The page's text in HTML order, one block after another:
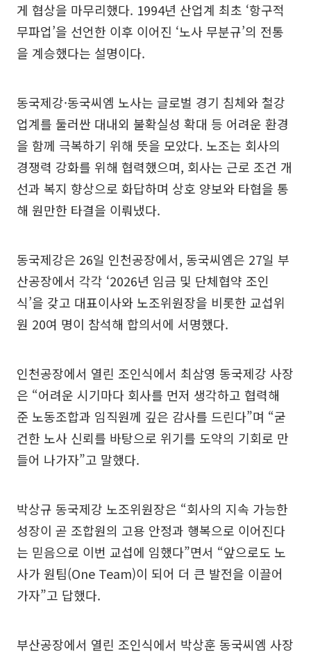
게 협상을 마무리했다. 1994년 산업계 최초 ‘항구적
무파업’을 선언한 이후 이어진 ‘노사 무분규’의 전통
을 계승했다는 설명이다.
동국제강·동국씨엠 노사는 글로벌 경기 침체와 철강
업계를 둘러싼 대내외 불확실성 확대 등 어려운 환경
을 함께 극복하기 위해 뜻을 모았다. 노조는 회사의
경쟁력 강화를 위해 협력했으며, 회사는 근로 조건 개
선과 복지 향상으로 화답하며 상호 양보와 타협을 통
해 원만한 타결을 이뤄냈다.
동국제강은 26일 인천공장에서, 동국씨엠은 27일 부
산공장에서 각각 ‘2026년 임금 및 단체협약 조인
식’을 갖고 대표이사와 노조위원장을 비롯한 교섭위
원 20여 명이 참석해 합의서에 서명했다.
인천공장에서 열린 조인식에서 최삼영 동국제강 사장
은 “어려운 시기마다 회사를 먼저 생각하고 협력해
준 노동조합과 임직원께 깊은 감사를 드린다”며 “굳
건한 노사 신뢰를 바탕으로 위기를 도약의 기회로 만
들어 나가자”고 말했다.
박상규 동국제강 노조위원장은 “회사의 지속 가능한
성장이 곧 조합원의 고용 안정과 행복으로 이어진다
는 믿음으로 이번 교섭에 임했다”면서 “앞으로도 노
사가 원팀(One Team)이 되어 더 큰 발전을 이끌어
가자”고 답했다.
부산공장에서 열린 조인식에서 박상훈 동국씨엠 사장